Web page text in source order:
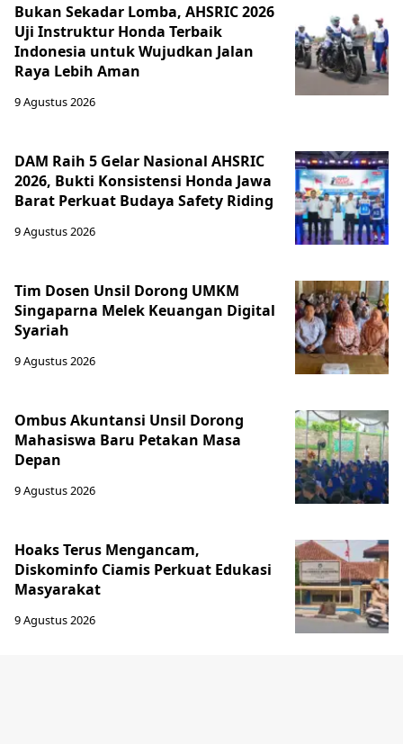
Bukan Sekadar Lomba, AHSRIC 2026
Uji Instruktur Honda Terbaik
Indonesia untuk Wujudkan Jalan
Raya Lebih Aman
9 Agustus 2026
DAM Raih 5 Gelar Nasional AHSRIC
2026, Bukti Konsistensi Honda Jawa
Barat Perkuat Budaya Safety Riding
9 Agustus 2026
Tim Dosen Unsil Dorong UMKM
Singaparna Melek Keuangan Digital
Syariah
9 Agustus 2026
Ombus Akuntansi Unsil Dorong
Mahasiswa Baru Petakan Masa
Depan
9 Agustus 2026
Hoaks Terus Mengancam,
Diskominfo Ciamis Perkuat Edukasi
Masyarakat
9 Agustus 2026